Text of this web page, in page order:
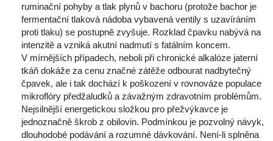
ruminační pohyby a tlak plynů v bachoru (protože bachor je
fermentační tlaková nádoba vybavená ventily s uzavíráním
proti tlaku) se postupně zvyšuje. Rozklad čpavku nabývá na
intenzitě a vzniká akutní nadmutí s fatálním koncem.
V mírnějších případech, neboli při chronické alkalóze jaterní
tkáň dokáže za cenu značné zátěže odbourat nadbytečný
čpavek, ale i tak dochází k poškození v rovnováze populace
mikroflóry předžaludků a závažným zdravotním problémům.
Nejsilnější energetickou složkou pro přežvýkavce je
jednoznačně škrob z obilovin. Podmínkou je pozvolný návyk,
dlouhodobé podávání a rozumné dávkování. Není-li splněna